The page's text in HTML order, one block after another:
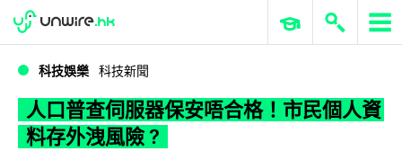
WWDC 2026 ERP 與商業 AI
科技娛樂 科技新聞
人口普查伺服器保安唔合格！市民個人資
料存外洩風險 ?